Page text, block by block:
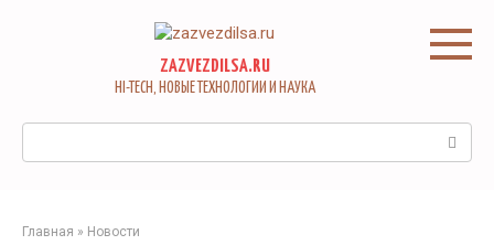
ZAZVEZDILSA.RU
HI-TECH, НОВЫЕ ТЕХНОЛОГИИ И НАУКА
Главная » Новости